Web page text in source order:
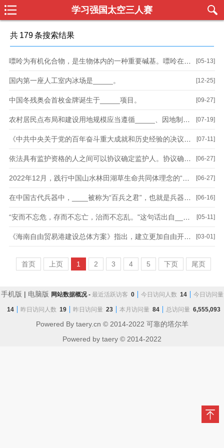
学习强国太空三人赛
共 179条搜索结果
[05-13]
嘌呤为有机化合物，是生物体内的一种重要碱基。嘌呤在人体内氧化成尿酸，人体内的尿酸80%都来源于含嘌呤高的食物。_____
[12-25]
国内第一座人工室内冰场是_____。
[09-27]
中国冬残奥会首枚金牌诞生于_____项目。
[07-19]
农村居民点布局和建设用地规模应当遵循_____、因地制宜的原则合理规划。
[07-11]
《中共中央关于党的百年奋斗重大成就和历史经验的决议》指出，党始终把解决好“三农”问题作为全党工作重中之重，实施乡村振兴战略，加快推进农业农村现代化，坚持藏粮于地、藏粮于技，实行最严格的_____制度，推动种业科技自立自强、种源自主可控，确保把中国人的饭碗牢牢端在自己手中。
[06-27]
依法具有监护资格的人之间可以协议确定监护人。协议确定监护人应当尊重被监护人的真实意愿。
[06-27]
2022年12月，践行中国山水林田湖草生命共同体理念的“_____”入选联合国首批士大“世界生态恢复旗舰项目”。
[06-16]
在中国古代兵器中，____被称为“百兵之君”，也就是兵器之首。
[05-11]
“安而不忘危，存而不忘亡，治而不忘乱。"这句话出自____。
[03-01]
《海南自由贸易港建设总体方案》指出，建立更加自由开放的航运制度。建设“_____”船籍港。支持海南自由贸易港开展船舶登记。
首页 上页 1 2 3 4 5 下页 尾页
手机版 | 电脑版 网站数据概况 - 最近活跃访客 0 今日访问人数 14 今日访问量
14 昨日访问人数 19 昨日访问量 23 本月访问量 84 总访问量 6,555,093
Powered By taery.cn © 2014-2022 可靠的塔尔羊
Powered by taery © 2014-2022